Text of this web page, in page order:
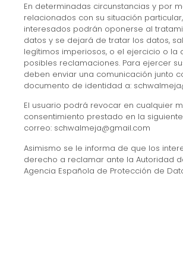
En determinadas circunstancias y por
relacionados con su situación
interesados podrán oponerse al
datos y se dejará de tratar los datos,
legítimos imperiosos, o el ejercicio o la
posibles reclamaciones. Para ejercer
deben enviar una comunicación junto
documento de identidad a:
El usuario podrá revocar en cualquier
consentimiento prestado en la
correo: schwalmeja@gmail.com
Asimismo se le informa de que los
derecho a reclamar ante la Autoridad
Agencia Española de Protección de